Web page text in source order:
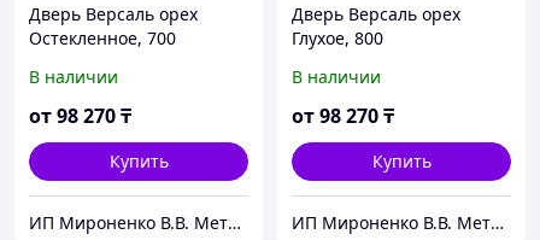
Дверь Версаль орех
Остекленное, 700
В наличии
от98 270₸
Купить
ИП Мироненко В.В. Металлические и межкомнатные двери
Дверь Версаль орех
Глухое, 800
В наличии
от98 270₸
Купить
ИП Мироненко В.В. Металлические и межкомнатные двери